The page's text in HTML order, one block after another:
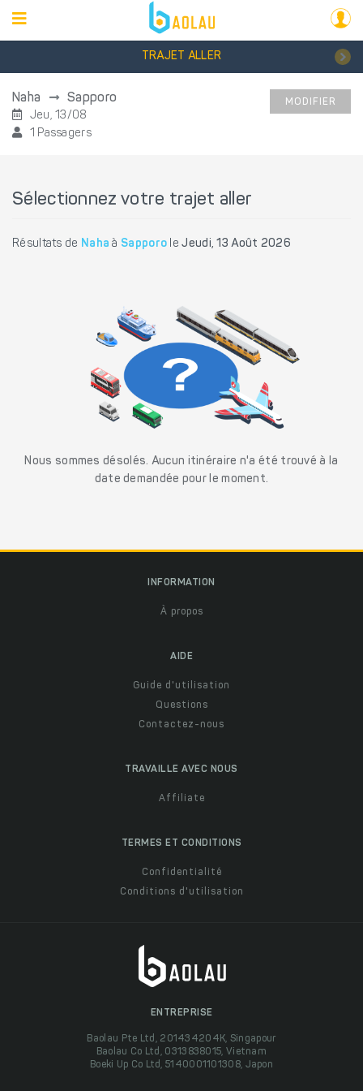
TRAJET ALLER
Naha Sapporo
Jeu, 13/08
1 Passagers
MODIFIER
Sélectionnez votre trajet aller
Résultats de Naha à Sapporo leJeudi, 13 Août 2026
Nous sommes désolés. Aucun itinéraire n'a été trouvé à la
date demandée pour le moment.
INFORMATION
À propos
AIDE
Guide d'utilisation
Questions
Contactez-nous
TRAVAILLE AVEC NOUS
Affiliate
TERMES ET CONDITIONS
Confidentialité
Conditions d'utilisation
ENTREPRISE
Baolau Pte Ltd, 201434204K, Singapour
Baolau Co Ltd, 0313838015, Vietnam
Boeki Up Co Ltd, 5140001101308, Japon